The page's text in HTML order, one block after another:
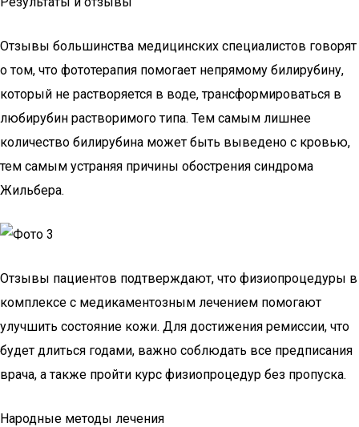
Отзывы большинства медицинских специалистов говорят
о том, что фототерапия помогает непрямому билирубину,
который не растворяется в воде, трансформироваться в
любирубин растворимого типа. Тем самым лишнее
количество билирубина может быть выведено с кровью,
тем самым устраняя причины обострения синдрома
Жильбера.
Отзывы пациентов подтверждают, что физиопроцедуры в
комплексе с медикаментозным лечением помогают
улучшить состояние кожи. Для достижения ремиссии, что
будет длиться годами, важно соблюдать все предписания
врача, а также пройти курс физиопроцедур без пропуска.
Народные методы лечения